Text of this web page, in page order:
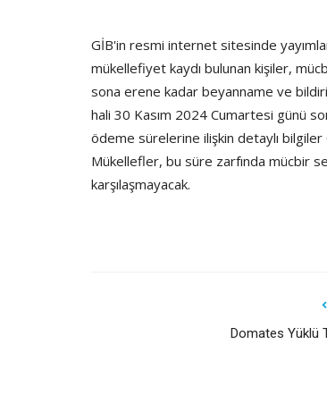
GİB'in resmi internet sitesinde
mükellefiyet kaydı bulunan kişiler,
sona erene kadar beyanname ve
hali 30 Kasım 2024 Cumartesi günü
ödeme sürelerine ilişkin detaylı
Mükellefler, bu süre zarfında mücbir
karşılaşmayacak.
Domates Yüklü